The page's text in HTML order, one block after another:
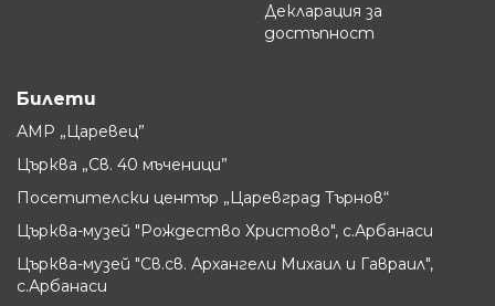
Декларация за
достъпност
Билети
АМР „Царевец”
Църква „Св. 40 мъченици”
Посетителски център „Царевград Търнов“
Църква-музей "Рождество Христово", с.Арбанаси
Църква-музей "Св.св. Архангели Михаил и Гавраил",
с.Арбанаси